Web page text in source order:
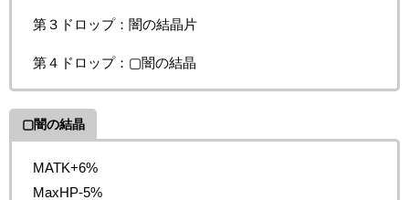
第３ドロップ：闇の結晶片
第４ドロップ：▢闇の結晶
▢闇の結晶
MATK+6%
MaxHP-5%